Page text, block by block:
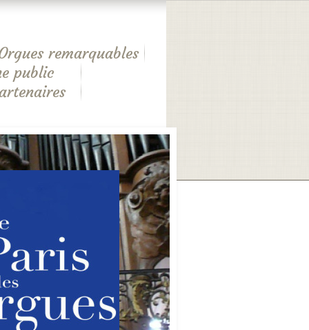
remarquables
public